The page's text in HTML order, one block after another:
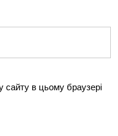
сайту в цьому браузері